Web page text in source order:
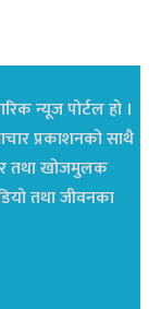
न्यूज पोर्टल हो ।
प्रकाशनको साथै
तथा खोजमुलक
तथा जीवनका